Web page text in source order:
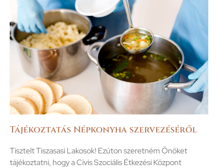
Tájékoztatás Népkonyha szervezéséről
Tisztelt Tiszasasi Lakosok! Ezúton szeretném Önöket
tájékoztatni, hogy a Cívis Szociális Étkezési Központ